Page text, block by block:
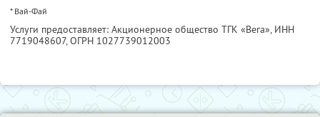
* Вай-Фай
Услуги предоставляет: Акционерное общество ТГК «Вега», ИНН
7719048607, ОГРН 1027739012003